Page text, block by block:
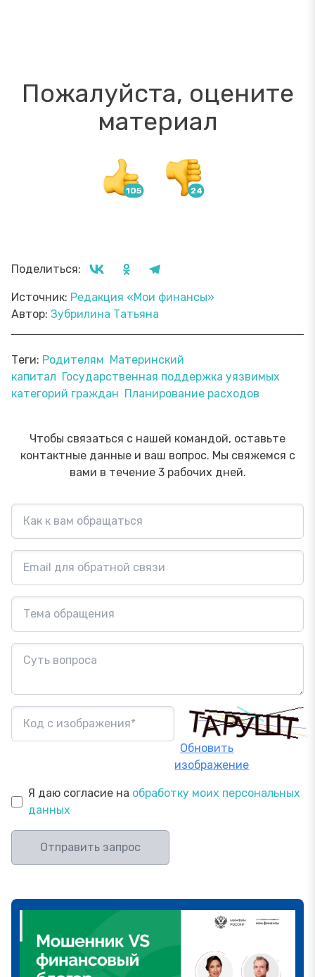
Пожалуйста, оцените
материал
Поделиться:
Источник: Редакция «Мои финансы»
Автор: Зубрилина Татьяна
Теги: Родителям Материнский
капитал Государственная поддержка уязвимых
категорий граждан Планирование расходов
Чтобы связаться с нашей командой, оставьте
контактные данные и ваш вопрос. Мы свяжемся с
вами в течение 3 рабочих дней.
Обновить
изображение
Я даю согласие на обработку моих персональных
данных
Отправить запрос